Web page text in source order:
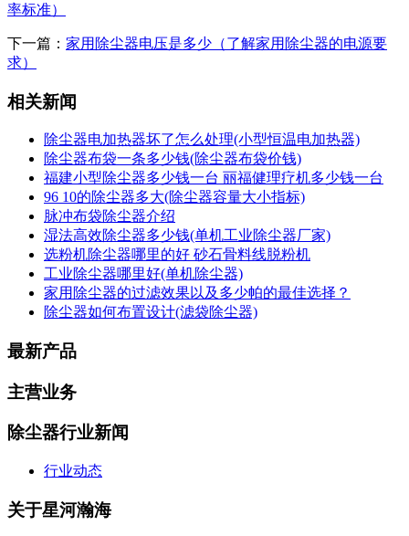
率标准）
下一篇： 家用除尘器电压是多少（了解家用除尘器的电源要
求）
相关新闻
除尘器电加热器坏了怎么处理(小型恒温电加热器)
除尘器布袋一条多少钱(除尘器布袋价钱)
福建小型除尘器多少钱一台 丽福健理疗机多少钱一台
96 10的除尘器多大(除尘器容量大小指标)
脉冲布袋除尘器介绍
湿法高效除尘器多少钱(单机工业除尘器厂家)
选粉机除尘器哪里的好 砂石骨料线脱粉机
工业除尘器哪里好(单机除尘器)
家用除尘器的过滤效果以及多少帕的最佳选择？
除尘器如何布置设计(滤袋除尘器)
最新产品
主营业务
除尘器行业新闻
行业动态
关于星河瀚海